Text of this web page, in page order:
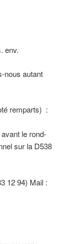
env.
nous autant
remparts) :
le rond-
sur la D538
12 94) Mail :